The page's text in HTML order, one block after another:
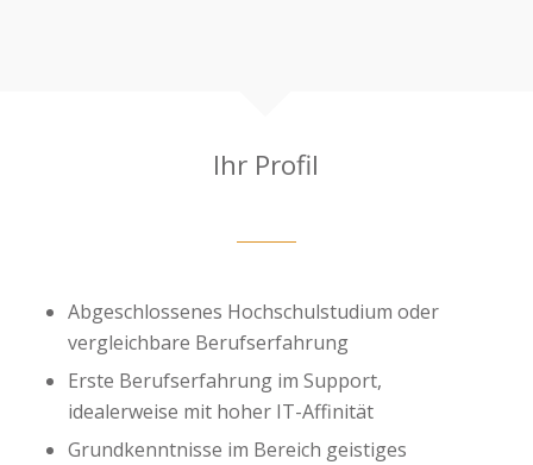
Ihr Profil
Abgeschlossenes Hochschulstudium oder
vergleichbare Berufserfahrung
Erste Berufserfahrung im Support,
idealerweise mit hoher IT-Affinität
Grundkenntnisse im Bereich geistiges